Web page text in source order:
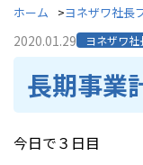
ホーム ヨネザワ社長
2020.01.29 ヨネザワ
長期事業
今日で３日目